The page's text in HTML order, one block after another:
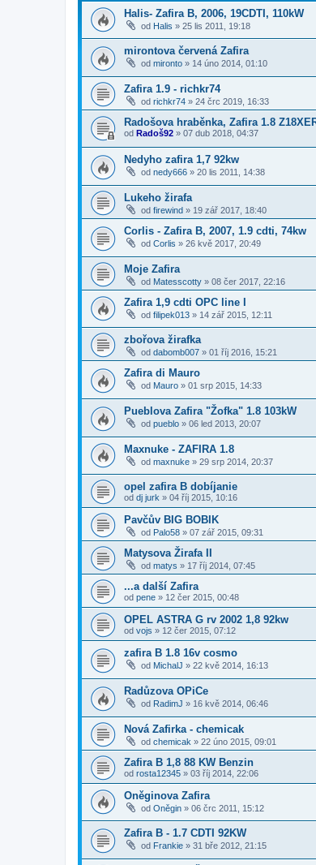
Halis- Zafira B, 2006, 19CDTI, 110kW
od Halis » 25 lis 2011, 19:18
mirontova červená Zafira
od mironto » 14 úno 2014, 01:10
Zafira 1.9 - richkr74
od richkr74 » 24 črc 2019, 16:33
Radošova hraběnka, Zafira 1.8
od Radoš92 » 07 dub 2018, 04:37
Nedyho zafira 1,7 92kw
od nedy666 » 20 lis 2011, 14:38
Lukeho žirafa
od firewind » 19 zář 2017, 18:40
Corlis - Zafira B, 2007, 1.9 cdti, 74kw
od Corlis » 26 kvě 2017, 20:49
Moje Zafira
od Matesscotty » 08 čer 2017, 22:16
Zafira 1,9 cdti OPC line I
od filipek013 » 14 zář 2015, 12:11
zbořova žirafka
od dabomb007 » 01 říj 2016, 15:21
Zafira di Mauro
od Mauro » 01 srp 2015, 14:33
Pueblova Zafira "Žofka" 1.8 103kW
od pueblo » 06 led 2013, 20:07
Maxnuke - ZAFIRA 1.8
od maxnuke » 29 srp 2014, 20:37
opel zafira B dobíjanie
od dj jurk » 04 říj 2015, 10:16
Pavčův BIG BOBIK
od Palo58 » 07 zář 2015, 09:31
Matysova Žirafa II
od matys » 17 říj 2014, 07:45
...a další Zafira
od pene » 12 čer 2015, 00:48
OPEL ASTRA G rv 2002 1,8 92kw
od vojs » 12 čer 2015, 07:12
zafira B 1.8 16v cosmo
od MichalJ » 22 kvě 2014, 16:13
Radůzova OPiCe
od RadimJ » 16 kvě 2014, 06:46
Nová Zafirka - chemicak
od chemicak » 22 úno 2015, 09:01
Zafira B 1,8 88 KW Benzin
od rosta12345 » 03 říj 2014, 22:06
Oněginova Zafira
od Oněgin » 06 črc 2011, 15:12
Zafira B - 1.7 CDTI 92KW
od Frankie » 31 bře 2012, 21:15